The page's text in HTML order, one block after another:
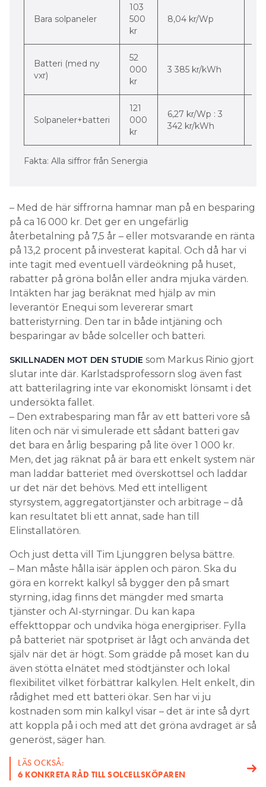
Batteri (med ny
vxr)
52
000
kr
3 385 kr/kWh
Solpaneler+batteri
121
000
kr
6,27 kr/Wp : 3
342 kr/kWh
Fakta: Alla siffror från Senergia
– Med de här siffrorna hamnar man på en besparing
på 13,2 procent på investerat kapital. Och då har vi
inte tagit med eventuell värdeökning på huset,
rabatter på gröna bolån eller andra mjuka värden.
Intäkten har jag beräknat med hjälp av min
leverantör Enequi som levererar smart
batteristyrning. Den tar in både intjäning och
besparingar av både solceller och batteri.
SKILLNADEN MOT DEN STUDIEsom Markus Rinio gjort
slutar inte där. Karlstadsprofessorn slog även fast
att batterilagring inte var ekonomiskt lönsamt i det
– Den extrabesparing man får av ett batteri vore så
liten och när vi simulerade ett sådant batteri gav
det bara en årlig besparing på lite över 1 000 kr.
Men, det jag räknat på är bara ett enkelt system när
man laddar batteriet med överskottsel och laddar
ur det när det behövs. Med ett intelligent
styrsystem, aggregatortjänster och arbitrage – då
kan resultatet bli ett annat, sade han till
Elinstallatören.
Och just detta vill Tim Ljunggren belysa bättre.
– Man måste hålla isär äpplen och päron. Ska du
göra en korrekt kalkyl så bygger den på smart
styrning, idag finns det mängder med smarta
tjänster och AI-styrningar. Du kan kapa
effekttoppar och undvika höga energipriser. Fylla
på batteriet när spotpriset är lågt och använda det
själv när det är högt. Som grädde på moset kan du
även stötta elnätet med stödtjänster och lokal
flexibilitet vilket förbättrar kalkylen. Helt enkelt, din
rådighet med ett batteri ökar. Sen har vi ju
kostnaden som min kalkyl visar – det är inte så dyrt
att koppla på i och med att det gröna avdraget är så
generöst, säger han.
LÄS OCKSÅ:
6 KONKRETA RÅD TILL SOLCELLSKÖPAREN